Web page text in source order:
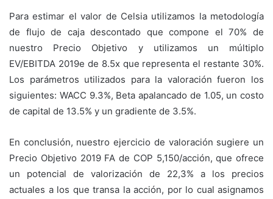
Para estimar el valor de Celsia utilizamos la metodología
de flujo de caja descontado que compone el 70% de
nuestro Precio Objetivo y utilizamos un múltiplo
EV/EBITDA 2019e de 8.5x que representa el restante 30%.
Los parámetros utilizados para la valoración fueron los
siguientes: WACC 9.3%, Beta apalancado de 1.05, un costo
de capital de 13.5% y un gradiente de 3.5%.
En conclusión, nuestro ejercicio de valoración sugiere un
Precio Objetivo 2019 FA de COP 5,150/acción, que ofrece
un potencial de valorización de 22,3% a los precios
actuales a los que transa la acción, por lo cual asignamos